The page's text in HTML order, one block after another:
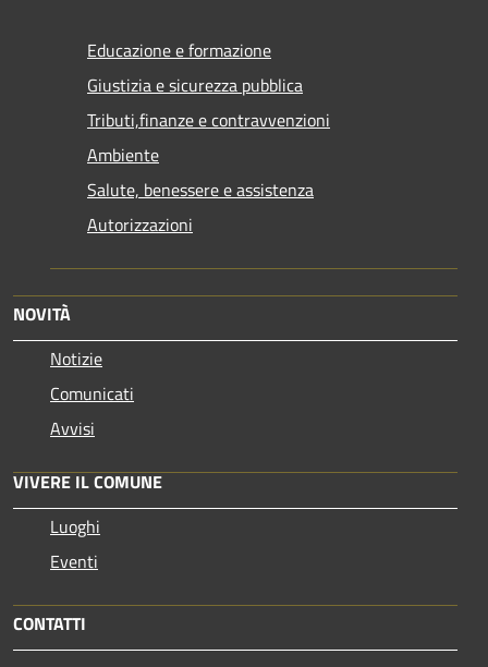
Educazione e formazione
Giustizia e sicurezza pubblica
Tributi,finanze e contravvenzioni
Ambiente
Salute, benessere e assistenza
Autorizzazioni
NOVITÀ
Notizie
Comunicati
Avvisi
VIVERE IL COMUNE
Luoghi
Eventi
CONTATTI